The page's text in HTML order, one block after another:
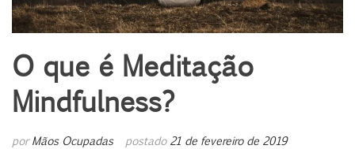
O que é Meditação
Mindfulness?
porMãos Ocupadas postado 21 de fevereiro de 2019